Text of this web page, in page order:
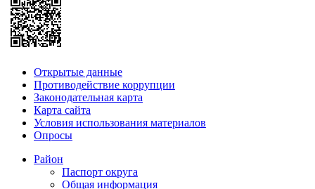
Открытые данные
Противодействие коррупции
Законодательная карта
Карта сайта
Условия использования материалов
Опросы
Район
Паспорт округа
Общая информация